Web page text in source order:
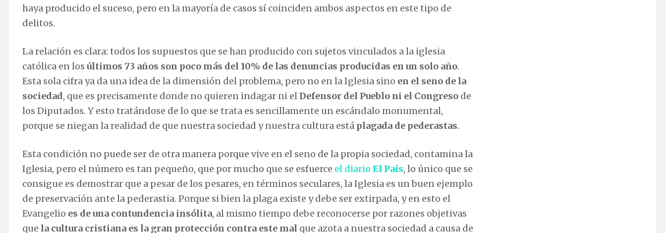
haya producido el suceso, pero en la mayoría de casos sí coinciden ambos aspectos en este tipo de
delitos.
La relación es clara: todos los supuestos que se han producido con sujetos vinculados a la iglesia
católica en los últimos 73 años son poco más del 10% de las denuncias producidas en un solo año.
Esta sola cifra ya da una idea de la dimensión del problema, pero no en la Iglesia sino en el seno de la
sociedad, que es precisamente donde no quieren indagar ni elDefensor del Pueblo ni el Congreso de
los Diputados. Y esto tratándose de lo que se trata es sencillamente un escándalo monumental,
porque se niegan la realidad de que nuestra sociedad y nuestra cultura está plagada de pederastas.
Esta condición no puede ser de otra manera porque vive en el seno de la propia sociedad, contamina la
Iglesia, pero el número es tan pequeño, que por mucho que se esfuerce el diario El País, lo único que se
consigue es demostrar que a pesar de los pesares, en términos seculares, la Iglesia es un buen ejemplo
de preservación ante la pederastia. Porque si bien la plaga existe y debe ser extirpada, y en esto el
Evangelio es de una contundencia insólita, al mismo tiempo debe reconocerse por razones objetivas
que la cultura cristiana es la gran protección contra este mal que azota a nuestra sociedad a causa de